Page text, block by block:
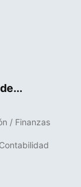
/ Finanzas